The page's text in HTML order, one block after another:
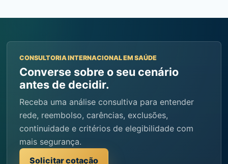
CONSULTORIA INTERNACIONAL EM SAÚDE
Converse sobre o seu cenário
antes de decidir.
Receba uma análise consultiva para entender
rede, reembolso, carências, exclusões,
continuidade e critérios de elegibilidade com
mais segurança.
Solicitar cotação